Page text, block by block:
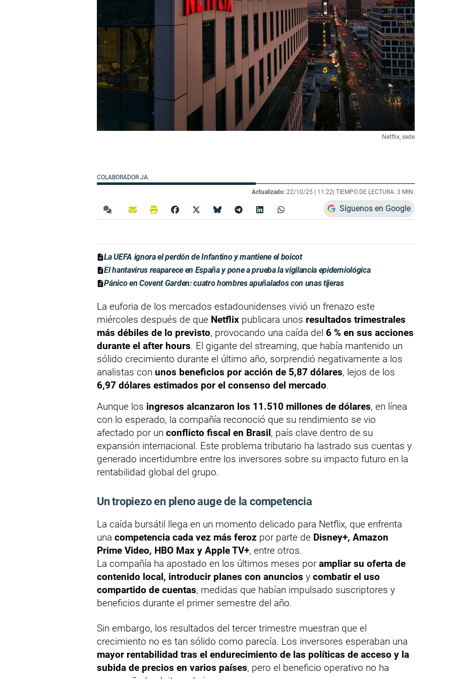
Netflix, sede
COLABORADOR JA.
Actualizado: 22/10/25 | 11:22| TIEMPO DE LECTURA: 3 MIN.
Síguenos en Google
La UEFA ignora el perdón de Infantino y mantiene el boicot
El hantavirus reaparece en España y pone a prueba la vigilancia epidemiológica
Pánico en Covent Garden: cuatro hombres apuñalados con unas tijeras
La euforia de los mercados estadounidenses vivió un frenazo este
miércoles después de que Netflix publicara unos resultados trimestrales
más débiles de lo previsto, provocando una caída del 6 % en sus acciones
durante el after hours. El gigante del streaming, que había mantenido un
sólido crecimiento durante el último año, sorprendió negativamente a los
analistas con unos beneficios por acción de 5,87 dólares, lejos de los
6,97 dólares estimados por el consenso del mercado.
Aunque los ingresos alcanzaron los 11.510 millones de dólares, en línea
con lo esperado, la compañía reconoció que su rendimiento se vio
afectado por un conflicto fiscal en Brasil, país clave dentro de su
expansión internacional. Este problema tributario ha lastrado sus cuentas y
generado incertidumbre entre los inversores sobre su impacto futuro en la
rentabilidad global del grupo.
Un tropiezo en pleno auge de la competencia
La caída bursátil llega en un momento delicado para Netflix, que enfrenta
una competencia cada vez más feroz por parte de Disney+, Amazon
Prime Video, HBO Max y Apple TV+, entre otros.
La compañía ha apostado en los últimos meses por ampliar su oferta de
contenido local, introducir planes con anuncios y combatir el uso
compartido de cuentas, medidas que habían impulsado suscriptores y
beneficios durante el primer semestre del año.
Sin embargo, los resultados del tercer trimestre muestran que el
crecimiento no es tan sólido como parecía. Los inversores esperaban una
mayor rentabilidad tras el endurecimiento de las políticas de acceso y la
subida de precios en varios países, pero el beneficio operativo no ha